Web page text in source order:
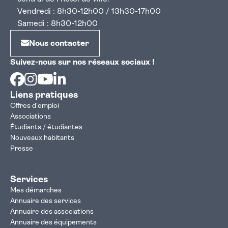
Vendredi : 8h30-12h00 / 13h30-17h00
Samedi : 8h30-12h00
Nous contacter
Suivez-nous sur nos réseaux sociaux !
Facebook
Instagram
Youtube
Liens pratiques
Offres d'emploi
Associations
Étudiants / étudiantes
Nouveaux habitants
Presse
Services
Mes démarches
Annuaire des services
Annuaire des associations
Annuaire des équipements